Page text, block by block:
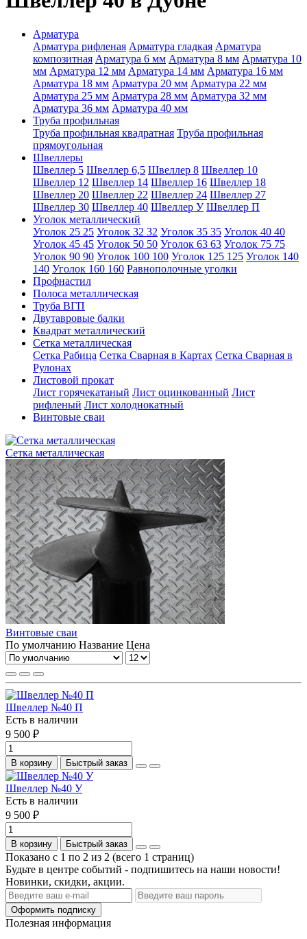
Арматура
Арматура рифленая Арматура гладкая Арматура
композитная Арматура 6 мм Арматура 8 мм Арматура 10
мм Арматура 12 мм Арматура 14 мм Арматура 16 мм
Арматура 18 мм Арматура 20 мм Арматура 22 мм
Арматура 25 мм Арматура 28 мм Арматура 32 мм
Арматура 36 мм Арматура 40 мм
Труба профильная
Труба профильная квадратная Труба профильная
прямоугольная
Швеллеры
Швеллер 5 Швеллер 6,5 Швеллер 8 Швеллер 10
Швеллер 12 Швеллер 14 Швеллер 16 Швеллер 18
Швеллер 20 Швеллер 22 Швеллер 24 Швеллер 27
Швеллер 30 Швеллер 40 Швеллер У Швеллер П
Уголок металлический
Уголок 25 25 Уголок 32 32 Уголок 35 35 Уголок 40 40
Уголок 45 45 Уголок 50 50 Уголок 63 63 Уголок 75 75
Уголок 90 90 Уголок 100 100 Уголок 125 125 Уголок 140
140 Уголок 160 160 Равнополочные уголки
Профнастил
Полоса металлическая
Труба ВГП
Двутавровые балки
Квадрат металлический
Сетка металлическая
Сетка Рабица Сетка Сварная в Картах Сетка Сварная в
Рулонах
Листовой прокат
Лист горячекатаный Лист оцинкованный Лист
рифленый Лист холоднокатный
Винтовые сваи
Сетка металлическая
Винтовые сваи
По умолчанию Название Цена
Швеллер №40 П
Есть в наличии
9 500 ₽
В корзину Быстрый заказ
Швеллер №40 У
Есть в наличии
9 500 ₽
В корзину Быстрый заказ
Показано с 1 по 2 из 2 (всего 1 страниц)
Будьте в центре событий - подпишитесь на наши новости!
Новинки, скидки, акции.
Оформить подписку
Полезная информация